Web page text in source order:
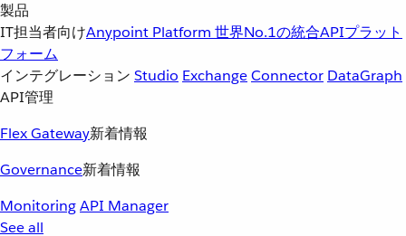
製品
IT担当者向けAnypoint Platform 世界No.1の統合APIプラット
フォーム
インテグレーション Studio ExchangeConnector DataGraph
API管理
Flex Gateway新着情報
Governance新着情報
MonitoringAPI Manager
See all